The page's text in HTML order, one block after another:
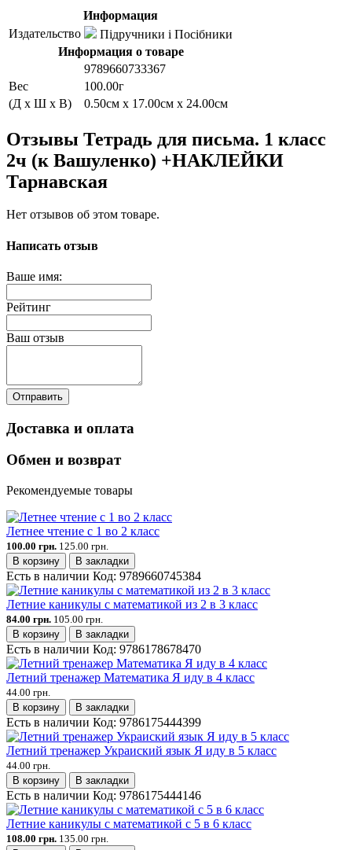
Информация
Издательство
Підручники і Посібники
Информация о товаре
9789660733367
Вес
100.00г
(Д x Ш x В)
0.50см x 17.00см x 24.00см
Отзывы Тетрадь для письма. 1 класс
2ч (к Вашуленко) +НАКЛЕЙКИ
Тарнавская
Нет отзывов об этом товаре.
Написать отзыв
Ваше имя:
Рейтинг
Ваш отзыв
Отправить
Доставка и оплата
Обмен и возврат
Рекомендуемые товары
Летнее чтение с 1 во 2 класс
100.00 грн. 125.00 грн.
В корзину
В закладки
Есть в наличии Код: 9789660745384
Летние каникулы с математикой из 2 в 3 класс
84.00 грн. 105.00 грн.
В корзину
В закладки
Есть в наличии Код: 9786178678470
Летний тренажер Математика Я иду в 4 класс
44.00 грн.
В корзину
В закладки
Есть в наличии Код: 9786175444399
Летний тренажер Украиский язык Я иду в 5 класс
44.00 грн.
В корзину
В закладки
Есть в наличии Код: 9786175444146
Летние каникулы с математикой с 5 в 6 класс
108.00 грн. 135.00 грн.